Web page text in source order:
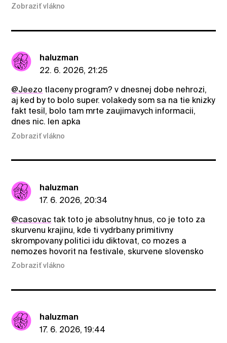
Zobraziť vlákno
haluzman
22. 6. 2026, 21:25
@Jeezo tlaceny program? v dnesnej dobe nehrozi,
aj ked by to bolo super. volakedy som sa na tie knizky
fakt tesil, bolo tam mrte zaujimavych informacii,
dnes nic. len apka
Zobraziť vlákno
haluzman
17. 6. 2026, 20:34
@casovac tak toto je absolutny hnus, co je toto za
skurvenu krajinu, kde ti vydrbany primitivny
skrompovany politici idu diktovat, co mozes a
nemozes hovorit na festivale, skurvene slovensko
Zobraziť vlákno
haluzman
17. 6. 2026, 19:44